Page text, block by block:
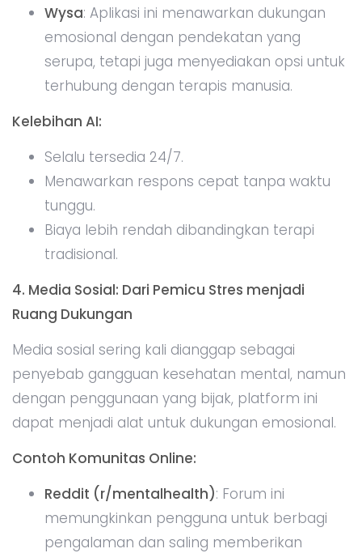
Wysa: Aplikasi ini menawarkan dukungan
emosional dengan pendekatan yang
serupa, tetapi juga menyediakan opsi untuk
terhubung dengan terapis manusia.
Kelebihan AI:
Selalu tersedia 24/7.
Menawarkan respons cepat tanpa waktu
tunggu.
Biaya lebih rendah dibandingkan terapi
tradisional.
4. Media Sosial: Dari Pemicu Stres menjadi
Ruang Dukungan
Media sosial sering kali dianggap sebagai
penyebab gangguan kesehatan mental, namun
dengan penggunaan yang bijak, platform ini
dapat menjadi alat untuk dukungan emosional.
Contoh Komunitas Online:
Reddit (r/mentalhealth): Forum ini
memungkinkan pengguna untuk berbagi
pengalaman dan saling memberikan